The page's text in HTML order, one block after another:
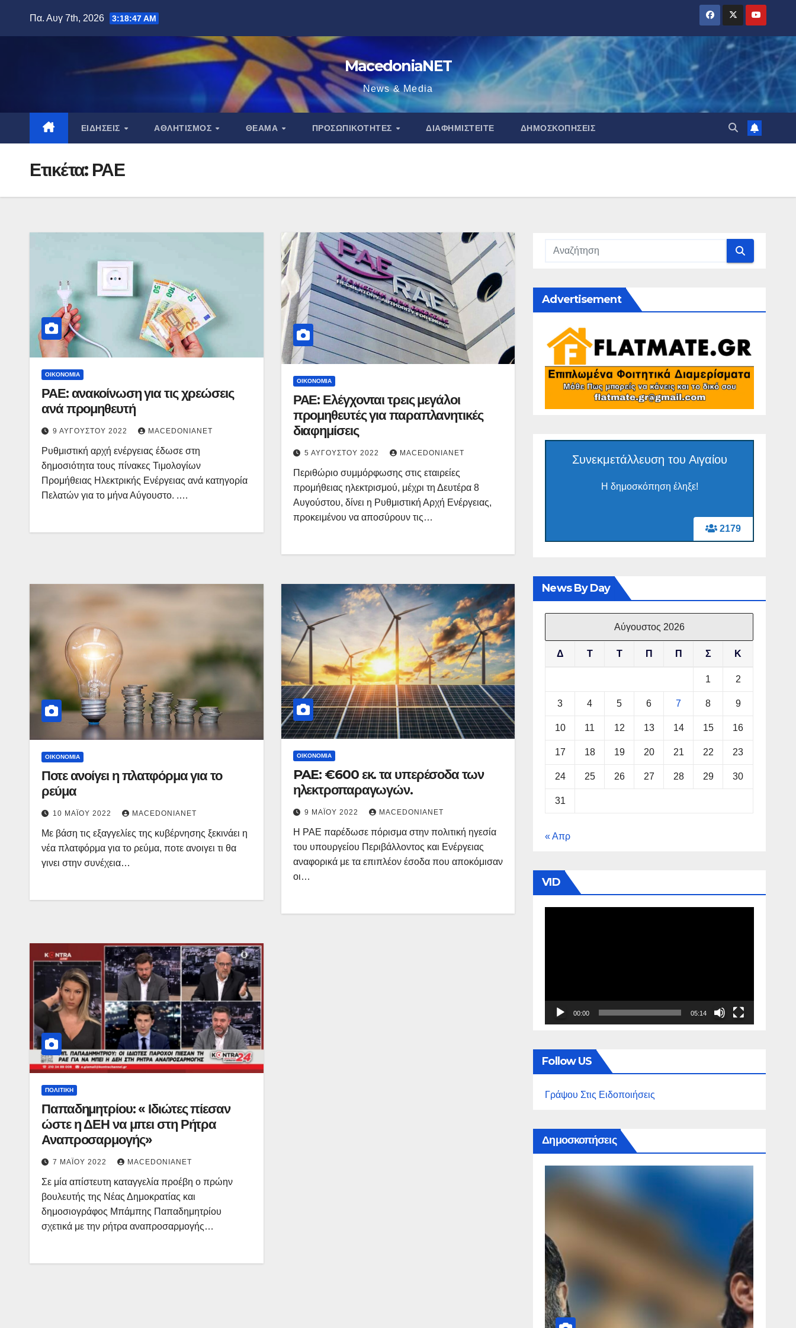
Πα. Αυγ 7th, 2026 3:18:48 AM
MacedoniaNET
News & Media
ΕΙΔΉΣΕΙΣ ΑΘΛΗΤΙΣΜΌΣ ΘΈΑΜΑ ΠΡΟΣΩΠΙΚΌΤΗΤΕΣ ΔΙΑΦΗΜΙΣΤΕΊΤΕ ΔΗΜΟΣΚΟΠΉΣΕΙΣ
Ετικέτα: ΡΑΕ
ΟΙΚΟΝΟΜΊΑ
ΡΑΕ: ανακοίνωση για τις χρεώσεις
ανά προμηθευτή
9 ΑΥΓΟΎΣΤΟΥ 2022 MACEDONIANET
Ρυθμιστική αρχή ενέργειας έδωσε στη
δημοσιότητα τους πίνακες Τιμολογίων
Προμήθειας Ηλεκτρικής Ενέργειας ανά κατηγορία
Πελατών για το μήνα Αύγουστο. .…
ΟΙΚΟΝΟΜΊΑ
ΡΑΕ: Ελέγχονται τρεις μεγάλοι
προμηθευτές για παραπλανητικές
διαφημίσεις
5 ΑΥΓΟΎΣΤΟΥ 2022 MACEDONIANET
Περιθώριο συμμόρφωσης στις εταιρείες
προμήθειας ηλεκτρισμού, μέχρι τη Δευτέρα 8
Αυγούστου, δίνει η Ρυθμιστική Αρχή Ενέργειας,
προκειμένου να αποσύρουν τις…
ΟΙΚΟΝΟΜΊΑ
Ποτε ανοίγει η πλατφόρμα για το
ρεύμα
10 ΜΑΪ́ΟΥ 2022 MACEDONIANET
Με βάση τις εξαγγελίες της κυβέρνησης ξεκινάει η
νέα πλατφόρμα για το ρεύμα, ποτε ανοιγει τι θα
γινει στην συνέχεια…
ΟΙΚΟΝΟΜΊΑ
PAE: €600 εκ. τα υπερέσοδα των
ηλεκτροπαραγωγών.
9 ΜΑΪ́ΟΥ 2022 MACEDONIANET
Η ΡΑΕ παρέδωσε πόρισμα στην πολιτική ηγεσία
του υπουργείου Περιβάλλοντος και Ενέργειας
αναφορικά με τα επιπλέον έσοδα που αποκόμισαν
οι…
ΠΟΛΙΤΙΚΉ
Παπαδημητρίου: « Ιδιώτες πίεσαν
ώστε η ΔΕΗ να μπει στη Ρήτρα
Αναπροσαρμογής»
7 ΜΑΪ́ΟΥ 2022 MACEDONIANET
Σε μία απίστευτη καταγγελία προέβη ο πρώην
βουλευτής της Νέας Δημοκρατίας και
δημοσιογράφος Μπάμπης Παπαδημητρίου
σχετικά με την ρήτρα αναπροσαρμογής…
Advertisement
2179
Συνεκμετάλλευση του Αιγαίου
Η δημοσκόπηση έληξε!
News By Day
Αύγουστος 2026
Δ Τ Τ Π Π Σ Κ
1 2
3 4 5 6 7 8 9
10 11 12 13 14 15 16
17 18 19 20 21 22 23
24 25 26 27 28 29 30
31
« Απρ
VID
00:00 05:14
Follow US
Γράψου Στις Ειδοποιήσεις
Δημοσκοπήσεις